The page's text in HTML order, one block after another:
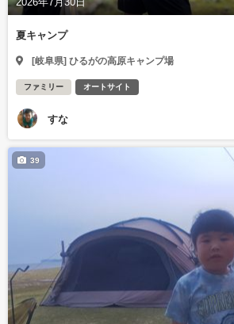
夏キャンプ
[岐阜県] ひるがの高原キャンプ場
ファミリー オートサイト
すな
39